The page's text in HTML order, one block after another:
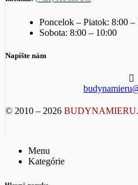
Poncelok – Piatok: 8:00 –
Sobota: 8:00 – 10:00
Napíšte nám
© 2010 – 2026
Menu
Kategórie